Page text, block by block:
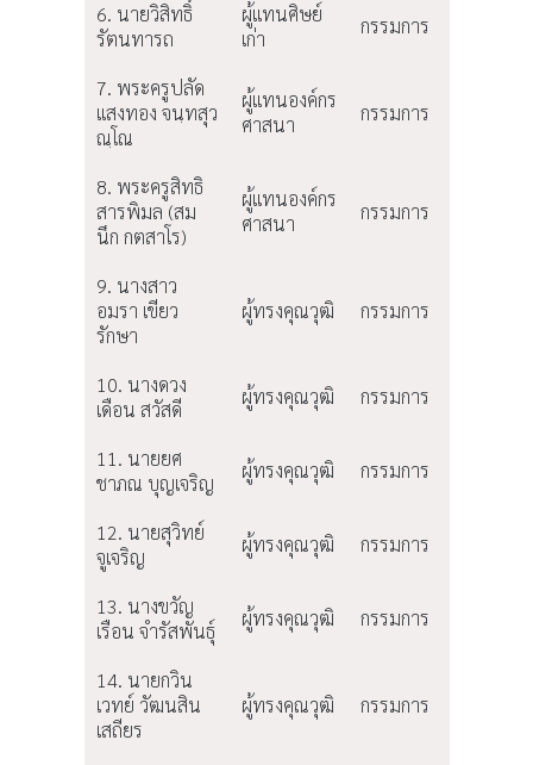
6. นายวิสิทธิ์
รัตนทารถ
ผู้แทนศิษย์
เก่า
กรรมการ
7. พระครูปลัด
แสงทอง จนฺทสุว
ณฺโณ
ผู้แทนองค์กร
ศาสนา
กรรมการ
8. พระครูสิทธิ
สารพิมล (สม
นึก กตสาโร)
ผู้แทนองค์กร
ศาสนา
กรรมการ
9. นางสาว
อมรา เขียว
รักษา
ผู้ทรงคุณวุฒิ กรรมการ
10. นางดวง
เดือน สวัสดี
ผู้ทรงคุณวุฒิ กรรมการ
11. นายยศ
ชาภณ บุญเจริญ
ผู้ทรงคุณวุฒิ กรรมการ
12. นายสุวิทย์
จูเจริญ
ผู้ทรงคุณวุฒิ กรรมการ
13. นางขวัญ
เรือน จำรัสพันธุ์
ผู้ทรงคุณวุฒิ กรรมการ
14. นายกวิน
เวทย์ วัฒนสิน
เสถียร
ผู้ทรงคุณวุฒิ กรรมการ